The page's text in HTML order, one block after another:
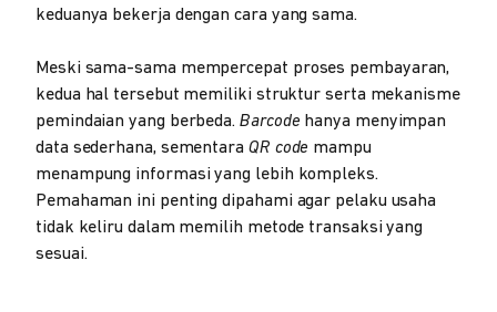
keduanya bekerja dengan cara yang sama.
Meski sama-sama mempercepat proses pembayaran,
kedua hal tersebut memiliki struktur serta mekanisme
pemindaian yang berbeda. Barcode hanya menyimpan
data sederhana, sementara QR code mampu
menampung informasi yang lebih kompleks.
Pemahaman ini penting dipahami agar pelaku usaha
tidak keliru dalam memilih metode transaksi yang
sesuai.